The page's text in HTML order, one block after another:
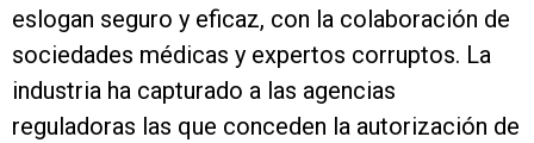
eslogan seguro y eficaz, con la colaboración de
sociedades médicas y expertos corruptos. La
industria ha capturado a las agencias
reguladoras las que conceden la autorización de